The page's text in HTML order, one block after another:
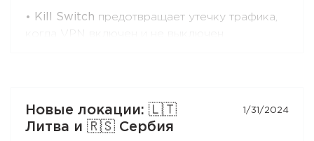
• Kill Switch предотвращает утечку трафика,
приложение будет закрыто по любой причине
(пользователем или в результате сбоя) -
трафик пойдёт напрямую.
Новые локации: 🇱🇹
Литва и 🇷🇸 Сербия
1/31/2024